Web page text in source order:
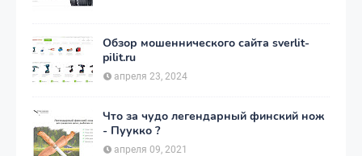
Обзор мошеннического сайта sverlit-
pilit.ru
апреля 23, 2024
Что за чудо легендарный финский нож
- Пуукко ?
апреля 09, 2021